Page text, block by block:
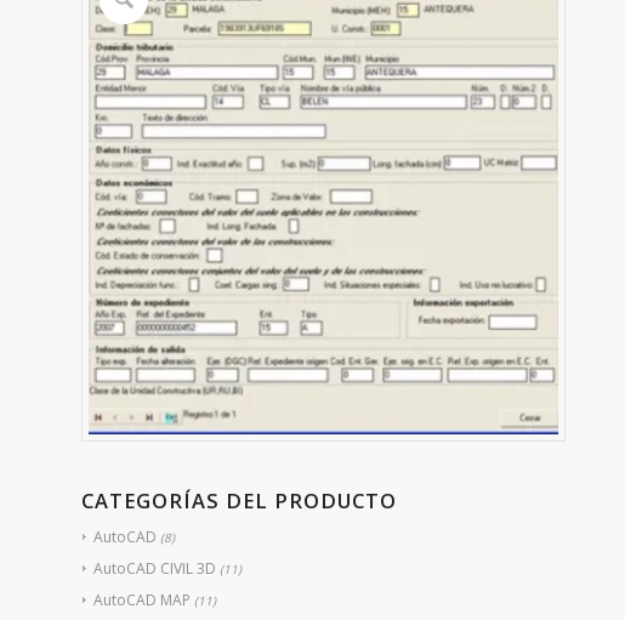
CATEGORÍAS DEL PRODUCTO
AutoCAD (8)
AutoCAD CIVIL 3D (11)
AutoCAD MAP (11)